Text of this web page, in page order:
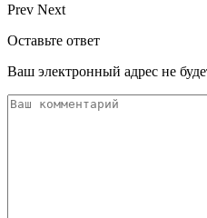
Prev Next
Оставьте ответ
Ваш электронный адрес не